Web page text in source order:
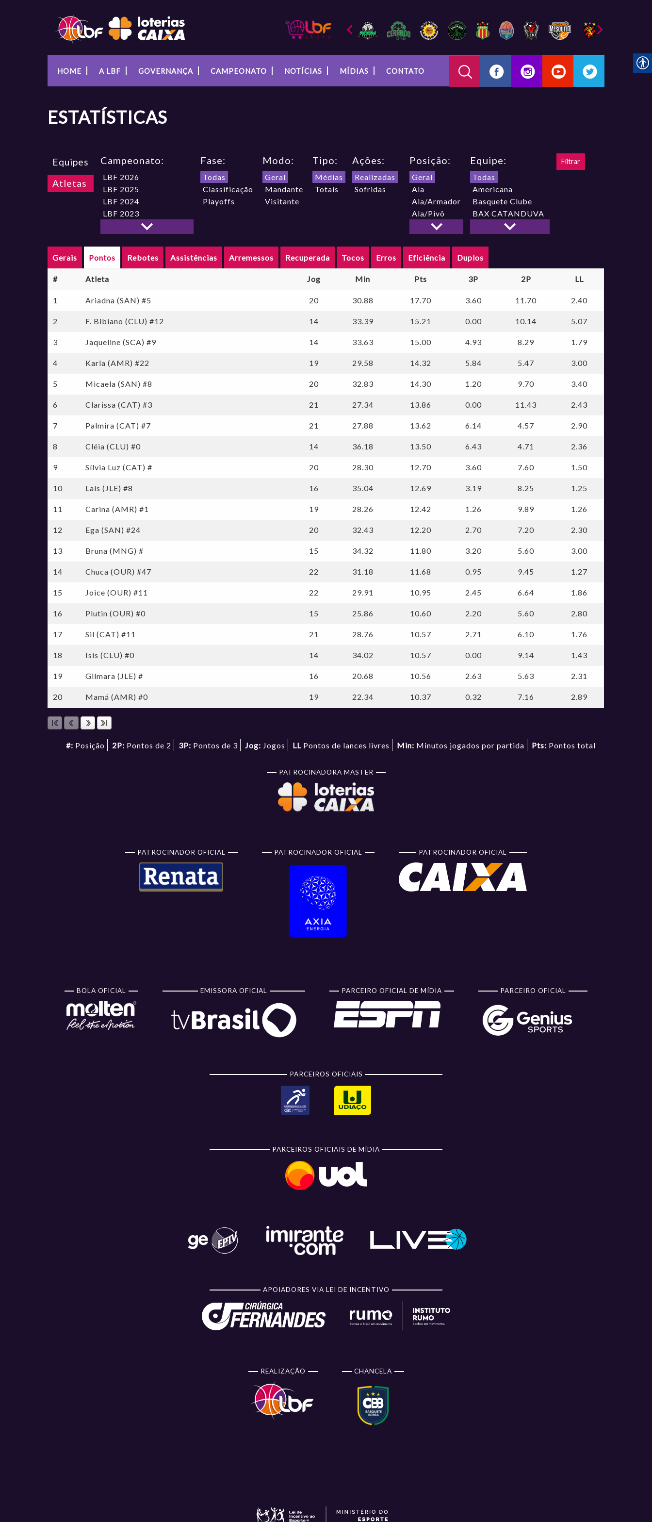
HOME A LBF GOVERNANÇA CAMPEONATO NOTÍCIAS MÍDIAS CONTATO
ESTATÍSTICAS
Equipes
Atletas
Campeonato:
LBF 2026
LBF 2025
LBF 2024
LBF 2023
LBF 2020
LBF 2019
LBF 2018
LBF 2014/2015
LBF 2012/2013
LBF 2010/2011
LBF 2016/2017
Fase:
Todas
Classificação
Playoffs
Modo:
Geral
Mandante
Visitante
Tipo:
Médias
Totais
Ações:
Realizadas
Sofridas
Posição:
Geral
Ala
Ala/Armador
Ala/Pivô
Armador
Equipe:
Todas
Americana
Basquete Clube
BAX CATANDUVA
OURINHOS/ AOBE
São Caetano
Gerais
Pontos Rebotes Assistências Arremessos Recuperada Tocos Erros Eficiência Duplos
# Atleta Jog Min Pts 3P 2P LL
1 Ariadna (SAN) #5 20 30.88 17.70 3.60 11.70 2.40
2 F. Bibiano (CLU) #12 14 33.39 15.21 0.00 10.14 5.07
3 Jaqueline (SCA) #9 14 33.63 15.00 4.93 8.29 1.79
4 Karla (AMR) #22 19 29.58 14.32 5.84 5.47 3.00
5 Micaela (SAN) #8 20 32.83 14.30 1.20 9.70 3.40
6 Clarissa (CAT) #3 21 27.34 13.86 0.00 11.43 2.43
7 Palmira (CAT) #7 21 27.88 13.62 6.14 4.57 2.90
8 Cléia (CLU) #0 14 36.18 13.50 6.43 4.71 2.36
9 Sílvia Luz (CAT) # 20 28.30 12.70 3.60 7.60 1.50
10 Laís (JLE) #8 16 35.04 12.69 3.19 8.25 1.25
11 Carina (AMR) #1 19 28.26 12.42 1.26 9.89 1.26
12 Ega (SAN) #24 20 32.43 12.20 2.70 7.20 2.30
13 Bruna (MNG) # 15 34.32 11.80 3.20 5.60 3.00
14 Chuca (OUR) #47 22 31.18 11.68 0.95 9.45 1.27
15 Joice (OUR) #11 22 29.91 10.95 2.45 6.64 1.86
16 Plutin (OUR) #0 15 25.86 10.60 2.20 5.60 2.80
17 Sil (CAT) #11 21 28.76 10.57 2.71 6.10 1.76
18 Isis (CLU) #0 14 34.02 10.57 0.00 9.14 1.43
19 Gilmara (JLE) # 16 20.68 10.56 2.63 5.63 2.31
20 Mamá (AMR) #0 19 22.34 10.37 0.32 7.16 2.89
#: Posição 2P: Pontos de 2 3P: Pontos de 3 Jog: Jogos LL Pontos de lances livres Min: Minutos jogados por partida Pts: Pontos total
PATROCINADORA MASTER
PATROCINADOR OFICIAL PATROCINADOR OFICIAL PATROCINADOR OFICIAL
BOLA OFICIAL EMISSORA OFICIAL PARCEIRO OFICIAL DE MÍDIA PARCEIRO OFICIAL
PARCEIROS OFICIAIS
PARCEIROS OFICIAIS DE MÍDIA
APOIADORES VIA LEI DE INCENTIVO
REALIZAÇÃO CHANCELA